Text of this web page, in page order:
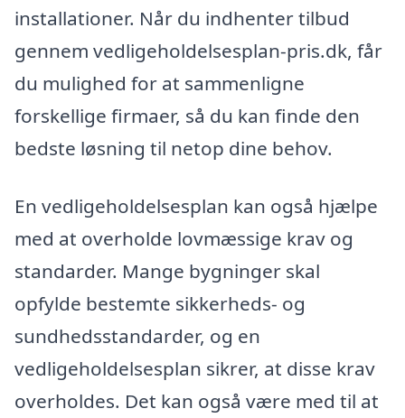
installationer. Når du indhenter tilbud
gennem vedligeholdelsesplan-pris.dk, får
du mulighed for at sammenligne
forskellige firmaer, så du kan finde den
bedste løsning til netop dine behov.
En vedligeholdelsesplan kan også hjælpe
med at overholde lovmæssige krav og
standarder. Mange bygninger skal
opfylde bestemte sikkerheds- og
sundhedsstandarder, og en
vedligeholdelsesplan sikrer, at disse krav
overholdes. Det kan også være med til at